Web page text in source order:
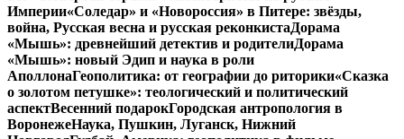
Империи«Соледар» и «Новороссия» в Питере: звёзды,
война, Русская весна и русская реконкистаДорама
«Мышь»: древнейший детектив и родителиДорама
«Мышь»: новый Эдип и наука в роли
АполлонаГеополитика: от географии до риторики«Сказка
о золотом петушке»: теологический и политический
аспектВесенний подарокГородская антропология в
ВоронежеНаука, Пушкин, Луганск, Нижний